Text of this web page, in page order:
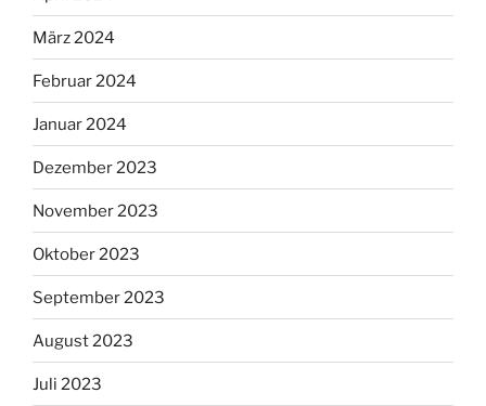
März 2024
Februar 2024
Januar 2024
Dezember 2023
November 2023
Oktober 2023
September 2023
August 2023
Juli 2023